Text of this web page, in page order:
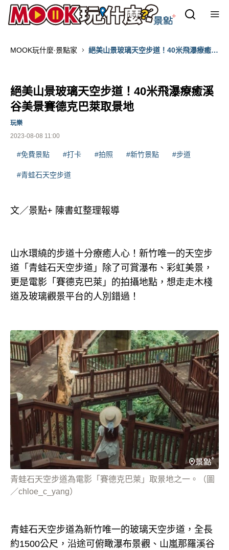
MOOK玩什麼‧景點家
絕美山景玻璃天空步道！40米飛瀑療癒溪
絕美山景玻璃天空步道！40米飛瀑療癒溪
谷美景賽德克巴萊取景地
2023-08-08 11:00
玩樂
#免費景點 #打卡 #拍照 #新竹景點 #步道
#青蛙石天空步道
文／景點+ 陳書虹整理報導
山水環繞的步道十分療癒人心！新竹唯一的天空步
道「青蛙石天空步道」除了可賞瀑布、彩虹美景，
更是電影「賽德克巴萊」的拍攝地點，想走走木棧
道及玻璃觀景平台的人別錯過！
青蛙石天空步道為電影「賽德克巴萊」取景地之一。（圖
／chloe_c_yang）
青蛙石天空步道為新竹唯一的玻璃天空步道，全長
約1500公尺，沿途可俯瞰瀑布景觀、山嵐那羅溪谷